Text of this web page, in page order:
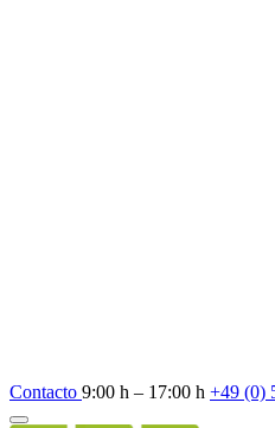
Contacto 9:00 h – 17:00 h +49 (0)